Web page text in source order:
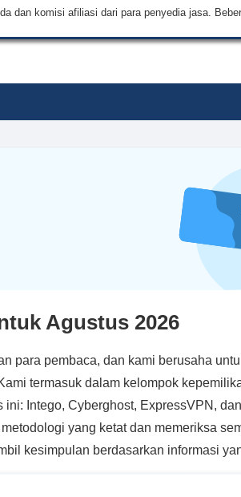
dan komisi afiliasi dari para penyedia jasa.
Agustus 2026
para pembaca, dan kami berusaha
termasuk dalam kelompok
Intego, Cyberghost, ExpressVPN,
yang ketat dan memeriksa
kesimpulan berdasarkan informasi